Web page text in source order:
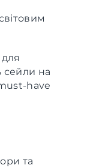
сейли на
have
та